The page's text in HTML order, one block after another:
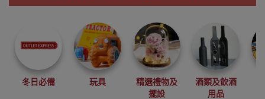
我們每月會固定
尋找最更新、最
潮、有特色而且
優惠的優質產
品，從用家的角
度為你帶來你的
最好選擇。
冬日必備 玩具
精選禮物及
擺設
酒類及飲酒
用品